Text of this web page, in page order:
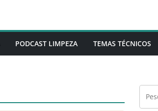
PODCAST LIMPEZA TEMAS TÉCNICOS